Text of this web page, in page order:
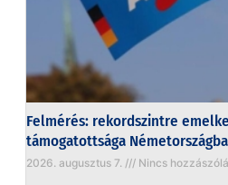
Felmérés: rekordszintre
támogatottsága
2026. augusztus 7. Nincs